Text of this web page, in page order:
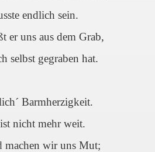
endlich sein.
er uns aus dem Grab,
selbst gegraben hat.
Barmherzigkeit.
nicht mehr weit.
wir uns Mut;